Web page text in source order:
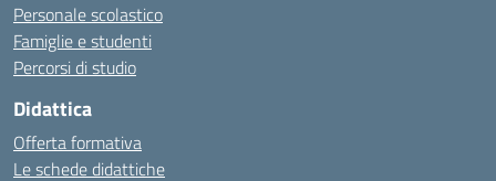
Personale scolastico
Famiglie e studenti
Percorsi di studio
Didattica
Offerta formativa
Le schede didattiche